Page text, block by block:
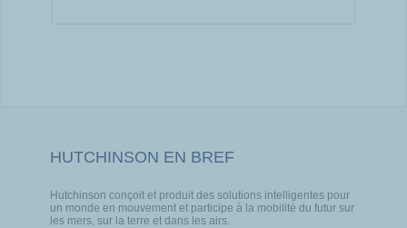
HUTCHINSON EN BREF
Hutchinson conçoit et produit des solutions intelligentes pour
un monde en mouvement et participe à la mobilité du futur sur
les mers, sur la terre et dans les airs.